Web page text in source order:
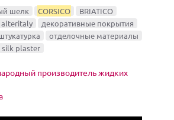
шелк CORSICO
BRIATICO
alteritaly
декоративные покрытия
отделочные материалы
silk plaster
производитель жидких